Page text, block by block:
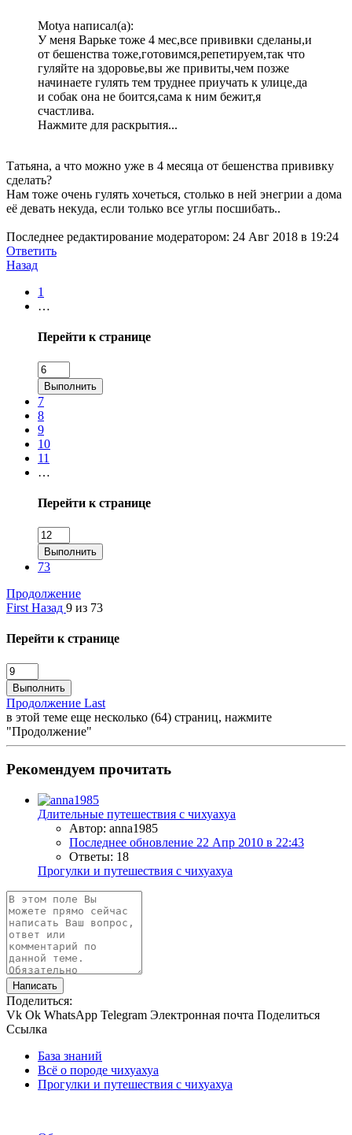
Motya написал(а):
У меня Варьке тоже 4 мес,все прививки сделаны,и
от бешенства тоже,готовимся,репетируем,так что
гуляйте на здоровье,вы же привиты,чем позже
начинаете гулять тем труднее приучать к улице,да
и собак она не боится,сама к ним бежит,я
счастлива.
Нажмите для раскрытия...
Татьяна, а что можно уже в 4 месяца от бешенства прививку
сделать?
Нам тоже очень гулять хочеться, столько в ней энегрии а дома
её девать некуда, если только все углы посшибать..
Последнее редактирование модератором: 24 Авг 2018 в 19:24
Ответить
Назад
1
…
Перейти к странице
Выполнить
7
8
9
10
11
…
Перейти к странице
Выполнить
73
Продолжение
First Назад 9 из 73
Перейти к странице
Выполнить
Продолжение Last
в этой теме еще несколько (64) страниц, нажмите
"Продолжение"
Рекомендуем прочитать
Длительные путешествия с чихуахуа
Автор: anna1985
Последнее обновление 22 Апр 2010 в 22:43
Ответы: 18
Прогулки и путешествия с чихуахуа
Написать
Поделиться:
Vk Ok WhatsApp Telegram Электронная почта Поделиться
Ссылка
База знаний
Всё о породе чихуахуа
Прогулки и путешествия с чихуахуа